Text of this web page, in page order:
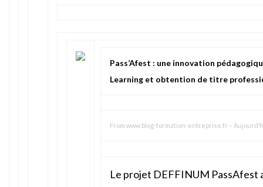
Pass’Afest : une innovation
Learning et obtention de titre
From www.blog-formation-entreprise.fr –
Le projet DEFFINUM PassAfest